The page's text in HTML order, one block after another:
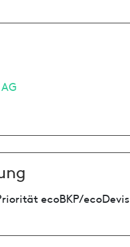
ecoBKP/ecoDevis